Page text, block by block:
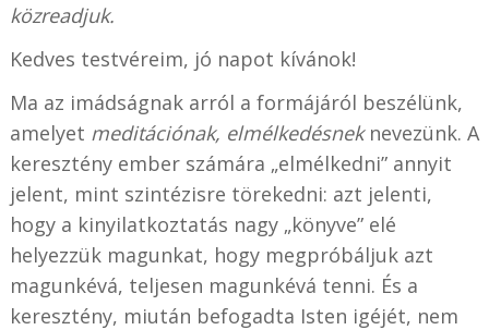
közreadjuk.
Kedves testvéreim, jó napot kívánok!
Ma az imádságnak arról a formájáról beszélünk,
amelyet meditációnak, elmélkedésneknevezünk. A
keresztény ember számára „elmélkedni” annyit
jelent, mint szintézisre törekedni: azt jelenti,
hogy a kinyilatkoztatás nagy „könyve” elé
helyezzük magunkat, hogy megpróbáljuk azt
magunkévá, teljesen magunkévá tenni. És a
keresztény, miután befogadta Isten igéjét, nem